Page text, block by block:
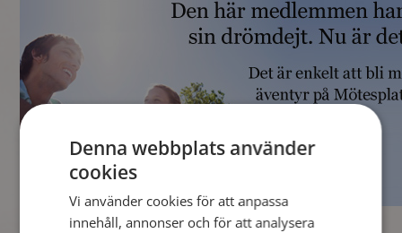
Denna webbplats använder
cookies
Vi använder cookies för att anpassa
innehåll, annonser och för att analysera